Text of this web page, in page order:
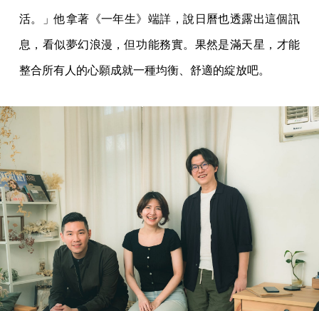
活。」他拿著《一年生》端詳，說日曆也透露出這個訊
息，看似夢幻浪漫，但功能務實。果然是滿天星，才能
整合所有人的心願成就一種均衡、舒適的綻放吧。